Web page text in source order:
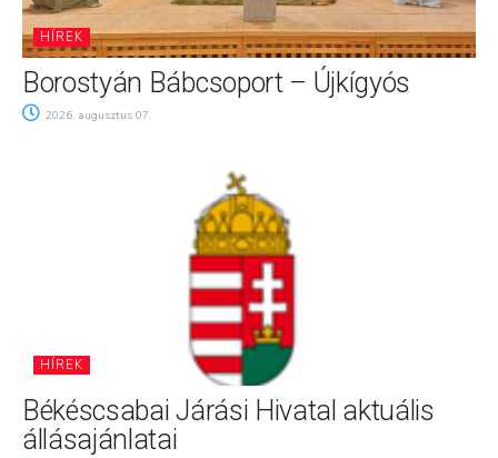
HÍREK
Borostyán Bábcsoport – Újkígyós
2026. augusztus 07.
HÍREK
Békéscsabai Járási Hivatal aktuális
állásajánlatai